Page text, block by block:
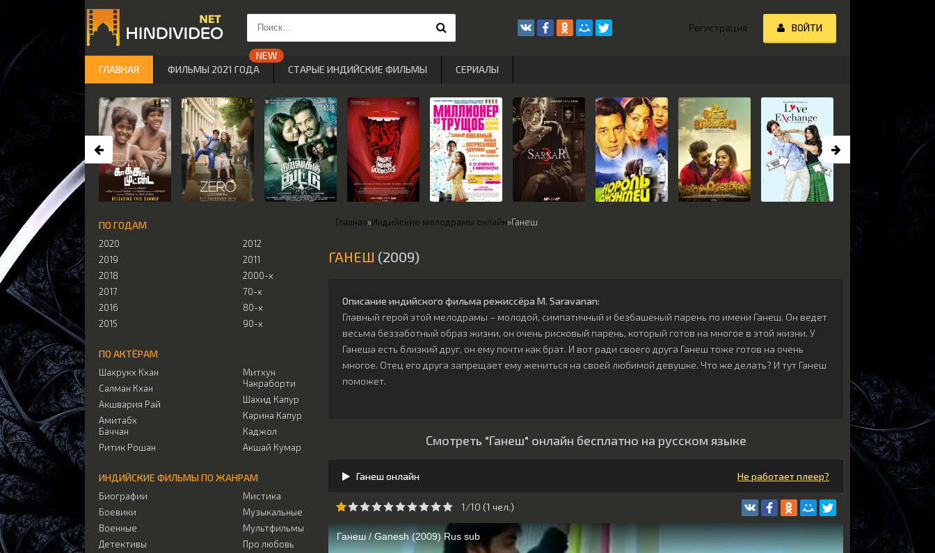
Главная»Индийские мелодрамы онлайн»Ганеш
ГАНЕШ (2009)
Описание индийского фильма режиссёра M. Saravanan:
Главный герой этой мелодрамы – молодой, симпатичный и безбашеный парень по имени Ганеш. Он ведет
весьма беззаботный образ жизни, он очень рисковый парень, который готов на многое в этой жизни. У
Ганеша есть близкий друг, он ему почти как брат. И вот ради своего друга Ганеш тоже готов на очень
многое. Отец его друга запрещает ему жениться на своей любимой девушке. Что же делать? И тут Ганеш
поможет.
Смотреть "Ганеш" онлайн бесплатно на русском языке
Ганеш онлайн Не работает плеер?
1/10 (1 чeл.)
ПО ГОДАМ
2020
2019
2018
2017
2016
2015
2012
2011
2000-х
70-х
80-х
90-х
ПО АКТЁРАМ
Шахрукх Кхан
Салман Кхан
Акшвария Рай
Амитабх
Баччан
Ритик Рошан
Митхун
Чакраборти
Шахид Капур
Карина Капур
Каджол
Акшай Кумар
ИНДИЙСКИЕ ФИЛЬМЫ ПО ЖАНРАМ
Биографии
Боевики
Военные
Детективы
Мистика
Музыкальные
Мультфильмы
Про любовь
Регистрация ВОЙТИ
ГЛАВНАЯ ФИЛЬМЫ 2021 ГОДА СТАРЫЕ ИНДИЙСКИЕ ФИЛЬМЫ СЕРИАЛЫ